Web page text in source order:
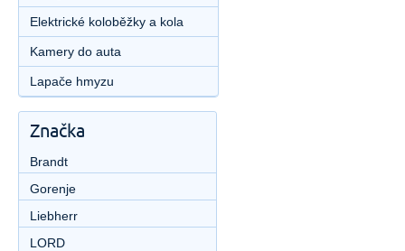
Elektrické koloběžky a kola
Kamery do auta
Lapače hmyzu
Značka
Brandt
Gorenje
Liebherr
LORD